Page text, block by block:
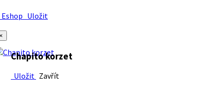
Uložit
Chapito korzet
Uložit Zavřít